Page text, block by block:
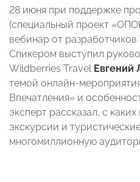
28 июня при поддержке
(специальный проект
вебинар от
Спикером выступил
Wildberries Travel Евгений
темой онлайн-
Впечатления» и
эксперт рассказал, с
экскурсии и
многомиллионную